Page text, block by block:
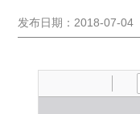
发布日期：2018-07-04